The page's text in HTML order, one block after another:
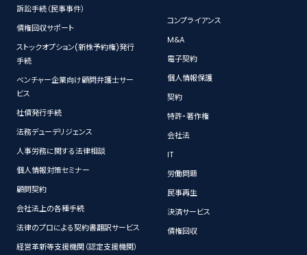
訴訟手続（民事事件）
債権回収サポート
ストックオプション(新株予約権)発行
手続
ベンチャー企業向け顧問弁護士サー
ビス
社債発行手続
法務デューデリジェンス
人事労務に関する法律相談
個人情報対策セミナー
顧問契約
会社法上の各種手続
法律のプロによる契約書翻訳サービス
経営革新等支援機関（認定支援機関）
コンプライアンス
M&A
電子契約
個人情報保護
契約
特許・著作権
会社法
IT
労働問題
民事再生
決済サービス
債権回収